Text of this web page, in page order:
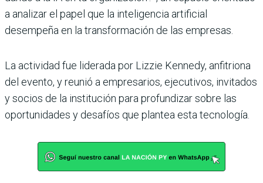
a analizar el papel que la inteligencia artificial
desempeña en la transformación de las empresas.
La actividad fue liderada por Lizzie Kennedy, anfitriona
del evento, y reunió a empresarios, ejecutivos, invitados
y socios de la institución para profundizar sobre las
oportunidades y desafíos que plantea esta tecnología.